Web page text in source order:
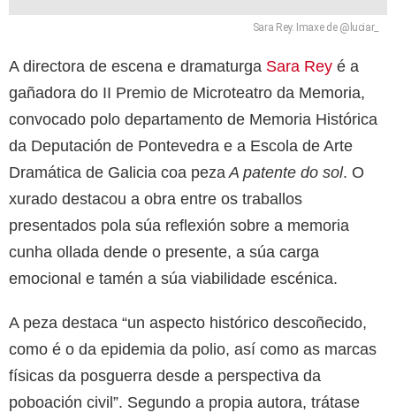
Sara Rey. Imaxe de @luciar_
A directora de escena e dramaturga Sara Rey é a
gañadora do II Premio de Microteatro da Memoria,
convocado polo departamento de Memoria Histórica
da Deputación de Pontevedra e a Escola de Arte
Dramática de Galicia coa pezaA patente do sol. O
xurado destacou a obra entre os traballos
presentados pola súa reflexión sobre a memoria
cunha ollada dende o presente, a súa carga
emocional e tamén a súa viabilidade escénica.
A peza destaca “un aspecto histórico descoñecido,
como é o da epidemia da polio, así como as marcas
físicas da posguerra desde a perspectiva da
poboación civil”. Segundo a propia autora, trátase